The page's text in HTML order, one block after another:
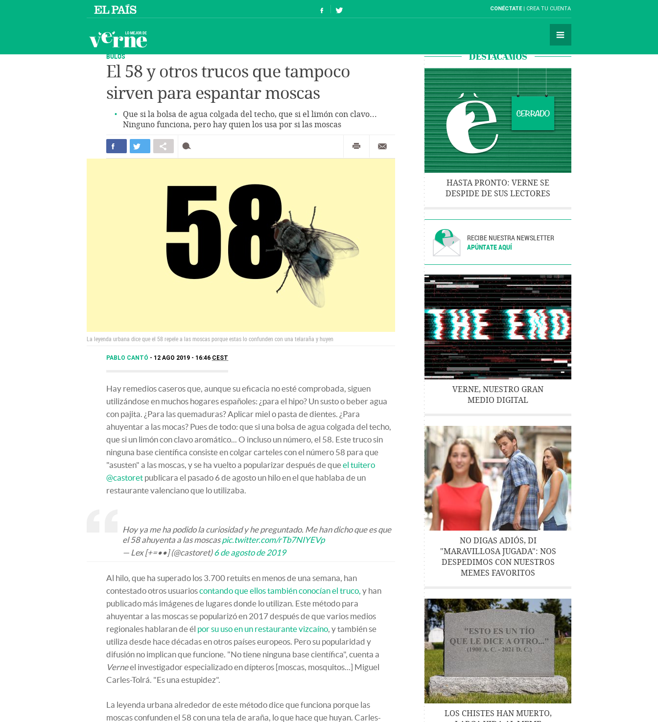
CONÉCTATE CREA TU CUENTA
BULOS
El 58 y otros trucos que tampoco
sirven para espantar moscas
Que si la bolsa de agua colgada del techo, que si el limón con clavo...
Ninguno funciona, pero hay quien los usa por si las moscas
La leyenda urbana dice que el 58 repele a las moscas porque estas lo confunden con una telaraña y huyen
PABLO CANTÓ 12 AGO 2019 - 16:46 CEST
Hay remedios caseros que, aunque su eficacia no esté comprobada, siguen
utilizándose en muchos hogares españoles: ¿para el hipo? Un susto o beber agua
con pajita. ¿Para las quemaduras? Aplicar miel o pasta de dientes. ¿Para
ahuyentar a las mocas? Pues de todo: que si una bolsa de agua colgada del techo,
que si un limón con clavo aromático... O incluso un número, el 58. Este truco sin
ninguna base científica consiste en colgar carteles con el número 58 para que
"asusten" a las moscas, y se ha vuelto a popularizar después de queel tuitero
@castoret publicara el pasado 6 de agosto un hilo en el que hablaba de un
restaurante valenciano que lo utilizaba.
Hoy ya me ha podido la curiosidad y he preguntado. Me han dicho que es que
el 58 ahuyenta a las moscaspic.twitter.com/rTb7NIYEVp
— Lex [+=••] (@castoret)6 de agosto de 2019
Al hilo, que ha superado los 3.700 retuits en menos de una semana, han
contestado otros usuarioscontando que ellos también conocían el truco, y han
publicado más imágenes de lugares donde lo utilizan. Este método para
ahuyentar a las moscas se popularizó en 2017 después de que varios medios
regionales hablaran de él por su uso en un restaurante vizcaíno, y también se
utiliza desde hace décadas en otros países europeos. Pero su popularidad y
difusión no implican que funcione. "No tiene ninguna base científica", cuenta a
Verneel investigador especializado en dípteros [moscas, mosquitos...] Miguel
Carles-Tolrá. "Es una estupidez".
La leyenda urbana alrededor de este método dice que funciona porque las
moscas confunden el 58 con una tela de araña, lo que hace que huyan. Carles-
DESTACAMOS
HASTA PRONTO: VERNE SE
DESPIDE DE SUS LECTORES
RECIBE NUESTRA NEWSLETTER
APÚNTATE AQUÍ
VERNE, NUESTRO GRAN
MEDIO DIGITAL
NO DIGAS ADIÓS, DI
"MARAVILLOSA JUGADA": NOS
DESPEDIMOS CON NUESTROS
MEMES FAVORITOS
LOS CHISTES HAN MUERTO,